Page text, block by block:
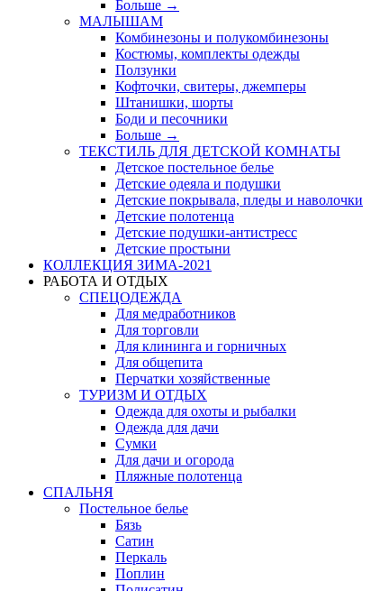
Больше →
МАЛЫШАМ
Комбинезоны и полукомбинезоны
Костюмы, комплекты одежды
Ползунки
Кофточки, свитеры, джемперы
Штанишки, шорты
Боди и песочники
Больше →
ТЕКСТИЛЬ ДЛЯ ДЕТСКОЙ КОМНАТЫ
Детское постельное белье
Детские одеяла и подушки
Детские покрывала, пледы и наволочки
Детские полотенца
Детские подушки-антистресс
Детские простыни
КОЛЛЕКЦИЯ ЗИМА-2021
РАБОТА И ОТДЫХ
СПЕЦОДЕЖДА
Для медработников
Для торговли
Для клининга и горничных
Для общепита
Перчатки хозяйственные
ТУРИЗМ И ОТДЫХ
Одежда для охоты и рыбалки
Одежда для дачи
Сумки
Для дачи и огорода
Пляжные полотенца
СПАЛЬНЯ
Постельное белье
Бязь
Сатин
Перкаль
Поплин